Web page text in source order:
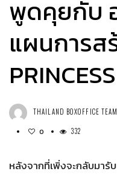
พูดคุยกับ
แผนการส
THAILAND BOXOFFICE TEAM
0 332
หลังจากที่เพิ่งจะกลับมารั